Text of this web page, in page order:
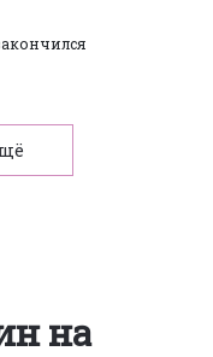
на